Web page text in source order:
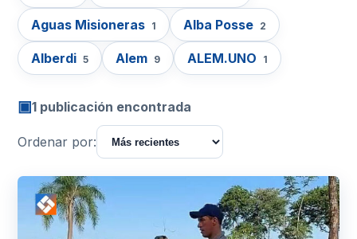
Aguas Misioneras 1 Alba Posse 2
Alberdi 5 Alem 9 ALEM.UNO 1
▣1 publicación encontrada
Ordenar por: